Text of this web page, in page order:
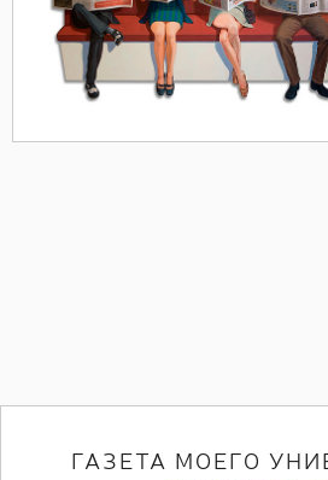
ГАЗЕТА МОЕГО